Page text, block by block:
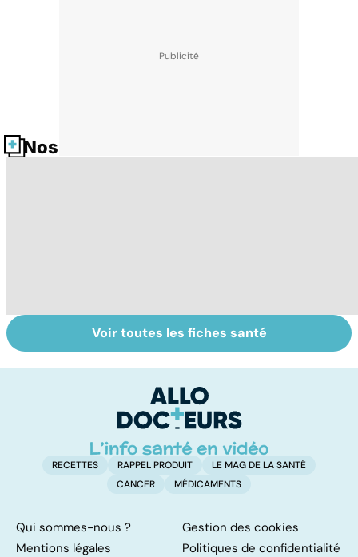
Nos fiches santé
Troubles anxieux,
une anxiété
Un rhume, ça se
soigne ?
Voir toutes les fiches santé
RECETTES RAPPEL PRODUIT
LE MAG DE LA SANTÉ
CANCER
MÉDICAMENTS
Qui sommes-nous ?
Gestion des cookies
Mentions légales
Politiques de confidentialité